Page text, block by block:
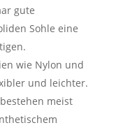
gute
Sohle eine
wie Nylon und
und leichter.
meist